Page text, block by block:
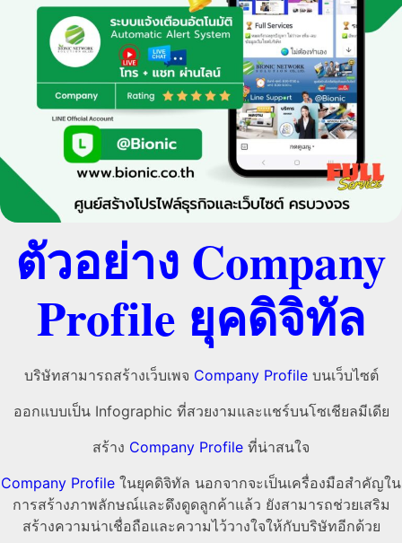
ตัวอย่าง Company
Profile ยุคดิจิทัล
บริษัทสามารถสร้างเว็บเพจ Company Profileบนเว็บไซต์
ออกแบบเป็น Infographic ที่สวยงามและแชร์บนโซเชียลมีเดีย
สร้าง Company Profile ที่น่าสนใจ
Company Profile ในยุคดิจิทัล นอกจากจะเป็นเครื่องมือสำคัญใน
การสร้างภาพลักษณ์และดึงดูดลูกค้าแล้ว ยังสามารถช่วยเสริม
สร้างความน่าเชื่อถือและความไว้วางใจให้กับบริษัทอีกด้วย